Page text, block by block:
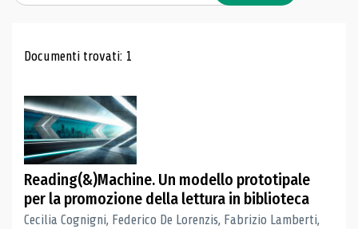
Risultati di ricerca
Documenti trovati: 1
Reading(&)Machine. Un modello prototipale
per la promozione della lettura in biblioteca
Cecilia Cognigni, Federico De Lorenzis, Fabrizio Lamberti,